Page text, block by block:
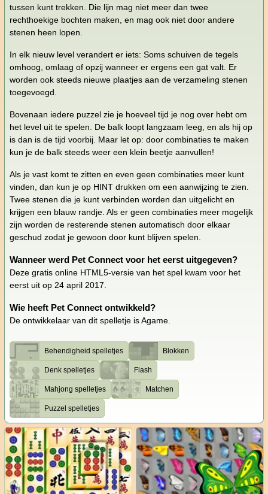
tussen kunt trekken. Die lijn mag niet meer dan twee
rechthoekige bochten maken, en mag ook niet door andere
stenen heen lopen.
In elk nieuw level verandert er iets: Soms schuiven de tegels
omhoog, omlaag of opzij wanneer er ergens een gat valt. Er
worden ook steeds nieuwe plaatjes aan de verzameling stenen
toegevoegd.
Bovenaan iedere puzzel zie je hoeveel tijd je nog over hebt om
het level uit te spelen. De balk loopt langzaam leeg, en als hij op
is dan is de tijd voorbij. Maar let op: door combinaties te maken
kun je de balk steeds weer een klein beetje aanvullen!
Als je vast komt te zitten en even geen combinaties meer kunt
vinden, dan kun je op HINT drukken om een aanwijzing te zien.
Twee stenen die je kunt verbinden worden dan uitgelicht en
krijgen een blauw randje. Als er geen combinaties meer mogelijk
zijn worden de resterende stenen automatisch door elkaar
geschud zodat je gewoon door kunt blijven spelen.
Wanneer werd Pet Connect voor het eerst uitgegeven?
Deze gratis online HTML5-versie van het spel kwam voor het
eerst uit op 24 april 2017.
Wie heeft Pet Connect ontwikkeld?
De ontwikkelaar van dit spelletje is Agame.
Behendigheid spelletjes Blokken
Denk spelletjes Flash
Mahjong spelletjes Matchen
Puzzel spelletjes